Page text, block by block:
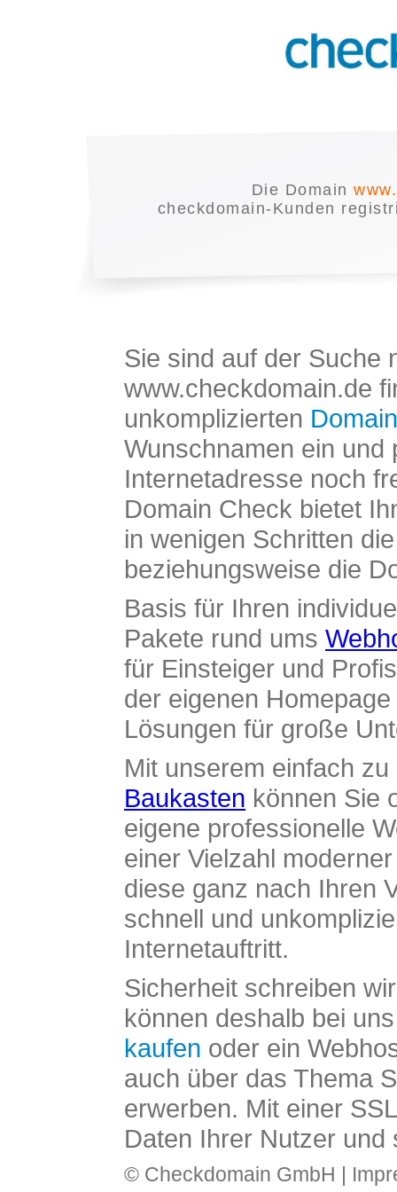
Die Domain
checkdomain-Kunden
Sie sind auf der Suche
www.checkdomain.de
unkomplizierten
Wunschnamen ein und
Internetadresse noch
Domain Check bietet
in wenigen Schritten
beziehungsweise die
Basis für Ihren
Pakete rund ums
für Einsteiger und
der eigenen
Lösungen für große
Mit unserem einfach
Baukasten können Sie
eigene professionelle
einer Vielzahl
diese ganz nach Ihren
schnell und
Internetauftritt.
Sicherheit schreiben
können deshalb bei
kaufen oder ein
auch über das Thema
erwerben. Mit einer
Daten Ihrer Nutzer und
© Checkdomain GmbH |